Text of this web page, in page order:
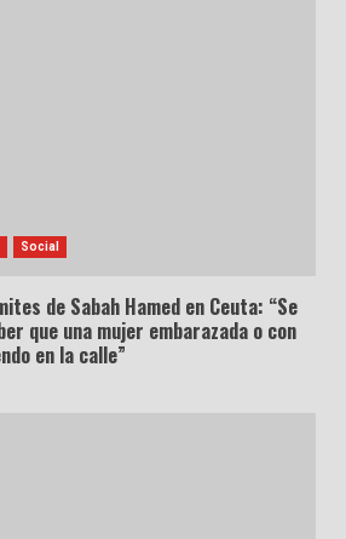
Social
de Sabah Hamed en Ceuta: “Se
que una mujer embarazada o con
en la calle”